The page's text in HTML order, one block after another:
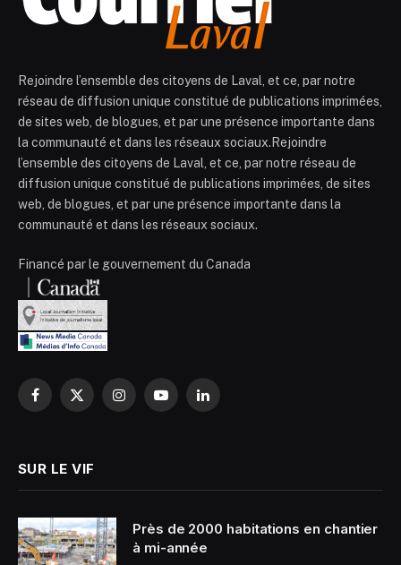
Rejoindre l’ensemble des citoyens de Laval, et ce, par notre
réseau de diffusion unique constitué de publications imprimées,
de sites web, de blogues, et par une présence importante dans
la communauté et dans les réseaux sociaux.Rejoindre
l’ensemble des citoyens de Laval, et ce, par notre réseau de
diffusion unique constitué de publications imprimées, de sites
web, de blogues, et par une présence importante dans la
communauté et dans les réseaux sociaux.
Financé par le gouvernement du Canada
Facebook
X
InstagramYouTubeLinkedIn
SUR LE VIF
Près de 2000 habitations en chantier
à mi-année